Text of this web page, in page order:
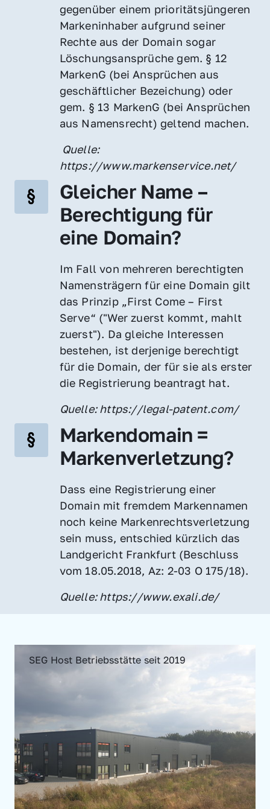
gegenüber einem prioritätsjüngeren
Markeninhaber aufgrund seiner
Rechte aus der Domain sogar
Löschungsansprüche gem. § 12
MarkenG (bei Ansprüchen aus
geschäftlicher Bezeichung) oder
gem. § 13 MarkenG (bei Ansprüchen
aus Namensrecht) geltend machen.
https://www.markenservice.net/
Gleicher Name –
Berechtigung für
eine Domain?
Im Fall von mehreren berechtigten
Namensträgern für eine Domain gilt
das Prinzip „First Come – First
Serve“ ("Wer zuerst kommt, mahlt
zuerst"). Da gleiche Interessen
bestehen, ist derjenige berechtigt
für die Domain, der für sie als erster
die Registrierung beantragt hat.
Quelle: https://legal-patent.com/
Markendomain =
Markenverletzung?
Dass eine Registrierung einer
Domain mit fremdem Markennamen
noch keine Markenrechtsverletzung
sein muss, entschied kürzlich das
Landgericht Frankfurt (Beschluss
vom 18.05.2018, Az: 2-03 O 175/18).
Quelle: https://www.exali.de/
SEG Host Betriebsstätte seit 2019